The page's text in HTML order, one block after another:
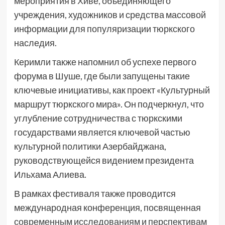
учреждения, художников и средства массовой
информации для популяризации тюркского
наследия.
Керимли также напомнил об успехе первого
форума в Шуше, где были запущены такие
ключевые инициативы, как проект «Культурный
маршрут тюркского мира». Он подчеркнул, что
углубление сотрудничества с тюркскими
государствами является ключевой частью
культурной политики Азербайджана,
руководствующейся видением президента
Ильхама Алиева.
В рамках фестиваля также проводится
международная конференция, посвященная
современным исследованиям и перспективам